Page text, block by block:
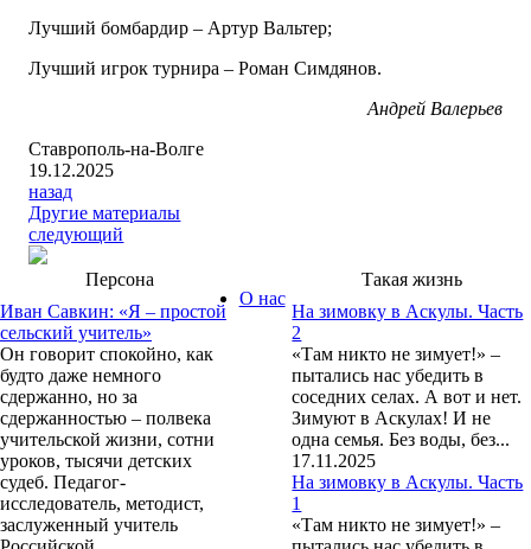
Лучший бомбардир – Артур Вальтер;
Лучший игрок турнира – Роман Симдянов.
Андрей Валерьев
Ставрополь-на-Волге
19.12.2025
назад
Другие материалы
следующий
Персона
Иван Савкин: «Я – простой
сельский учитель»
Он говорит спокойно, как
будто даже немного
сдержанно, но за
сдержанностью – полвека
учительской жизни, сотни
уроков, тысячи детских
судеб. Педагог-
исследователь, методист,
заслуженный учитель
Такая жизнь
На зимовку в Аскулы. Часть
2
«Там никто не зимует!» –
пытались нас убедить в
соседних селах. А вот и нет.
Зимуют в Аскулах! И не
одна семья. Без воды, без...
17.11.2025
На зимовку в Аскулы. Часть
1
«Там никто не зимует!» –
О нас